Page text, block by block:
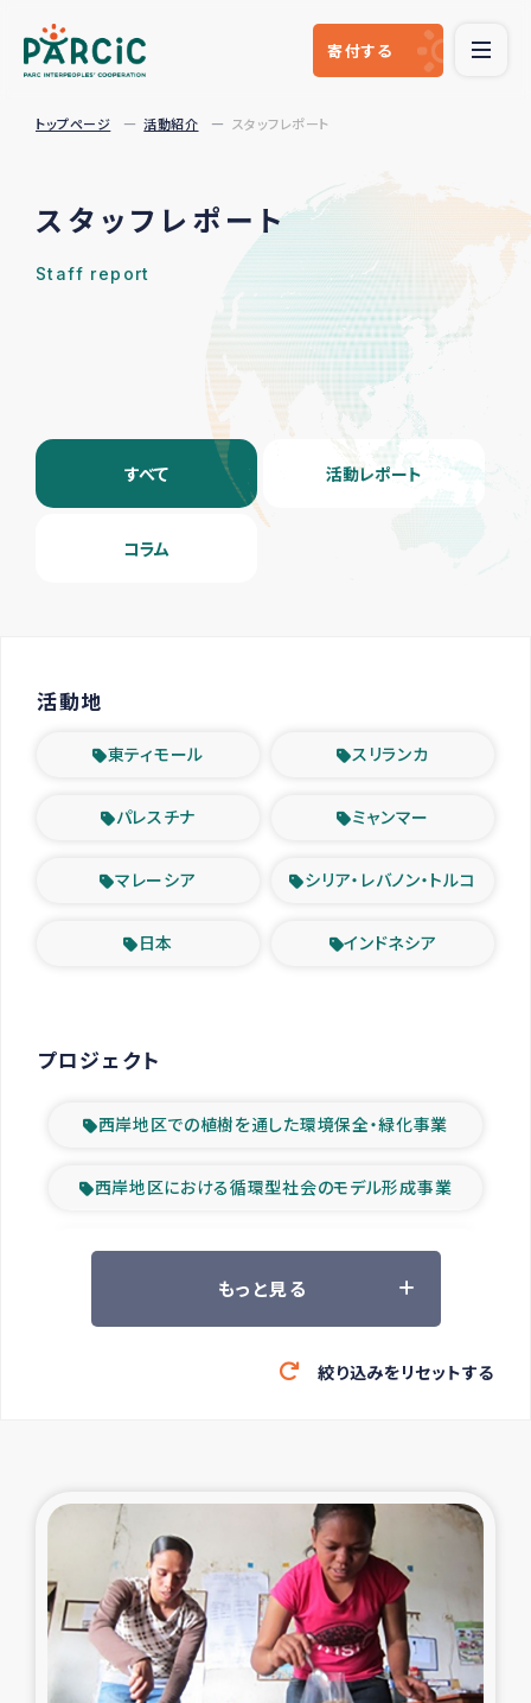
寄付する
トップページ 活動紹介 スタッフレポート
スタッフレポート
Staff report
すべて 活動レポート
コラム
活動地
東ティモール スリランカ
パレスチナ ミャンマー
マレーシア シリア・レバノン・トルコ
日本 インドネシア
プロジェクト
西岸地区での植樹を通した環境保全・緑化事業
西岸地区における循環型社会のモデル形成事業
ツアー参加者の声
緊急救援の時代
東ティモール豪雨緊急支援
大雨による洪水被災者支援
カカオ生産者支援事業
シリア国内避難民・帰還民の生活再建支援
もっと見る
絞り込みをリセットする